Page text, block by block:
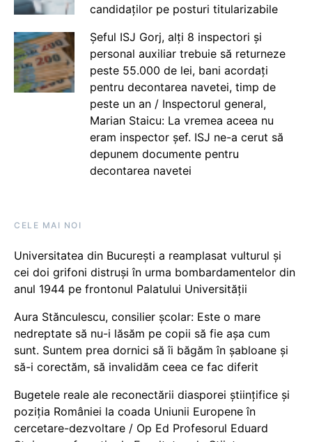
candidaților pe posturi titularizabile
Șeful ISJ Gorj, alți 8 inspectori și
personal auxiliar trebuie să returneze
peste 55.000 de lei, bani acordați
pentru decontarea navetei, timp de
peste un an / Inspectorul general,
Marian Staicu: La vremea aceea nu
eram inspector șef. ISJ ne-a cerut să
depunem documente pentru
decontarea navetei
CELE MAI NOI
Universitatea din București a reamplasat vulturul și
cei doi grifoni distruși în urma bombardamentelor din
anul 1944 pe frontonul Palatului Universității
Aura Stănculescu, consilier școlar: Este o mare
nedreptate să nu-i lăsăm pe copii să fie așa cum
sunt. Suntem prea dornici să îi băgăm în șabloane și
să-i corectăm, să invalidăm ceea ce fac diferit
Bugetele reale ale reconectării diasporei științifice și
poziția României la coada Uniunii Europene în
cercetare-dezvoltare / Op Ed Profesorul Eduard